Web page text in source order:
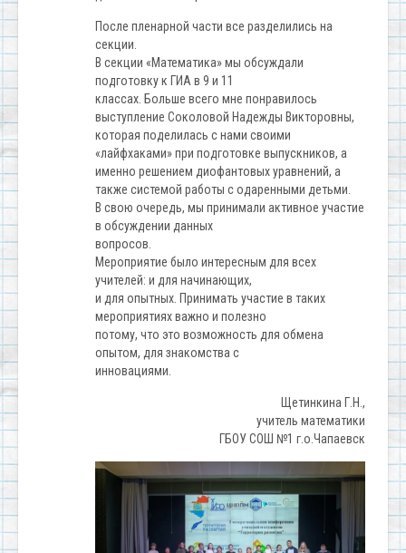
После пленарной части все разделились на
секции.
В секции «Математика» мы обсуждали
подготовку к ГИА в 9 и 11
классах. Больше всего мне понравилось
выступление Соколовой Надежды Викторовны,
которая поделилась с нами своими
«лайфхаками» при подготовке выпускников, а
именно решением диофантовых уравнений, а
также системой работы с одаренными детьми.
В свою очередь, мы принимали активное участие
в обсуждении данных
вопросов.
Мероприятие было интересным для всех
учителей: и для начинающих,
и для опытных. Принимать участие в таких
мероприятиях важно и полезно
потому, что это возможность для обмена
опытом, для знакомства с
инновациями.
Щетинкина Г.Н.,
учитель математики
ГБОУ СОШ №1 г.о.Чапаевск